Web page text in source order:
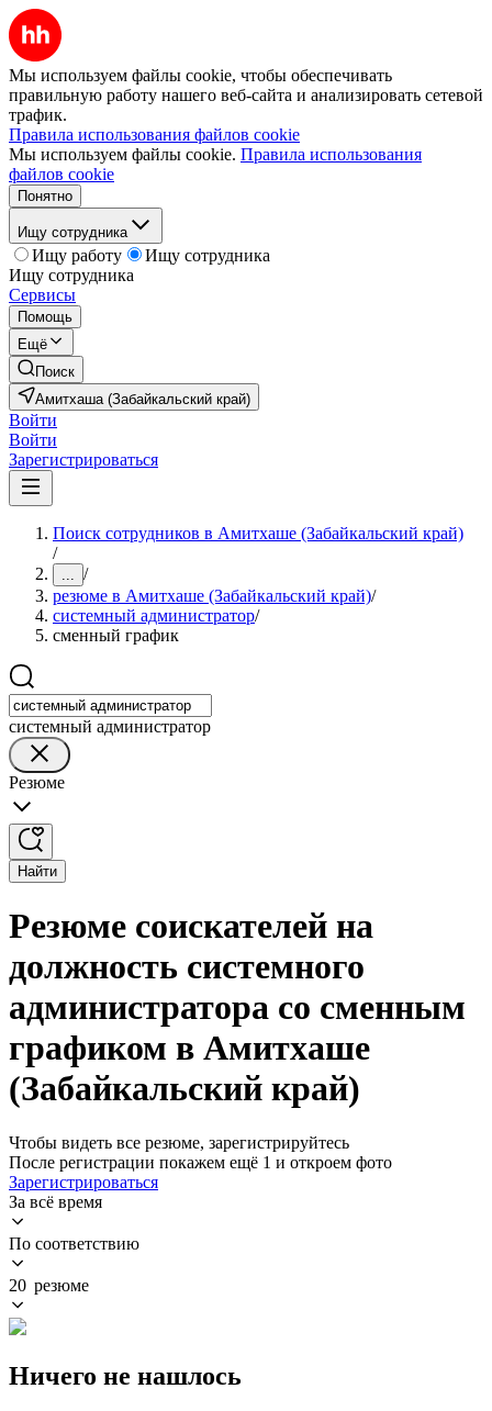
Мы используем файлы cookie, чтобы обеспечивать
правильную работу нашего веб-сайта и анализировать сетевой
трафик.
Правила использования файлов cookie
Мы используем файлы cookie. Правила использования
файлов cookie
Понятно
Ищу сотрудника
Ищу работу
Ищу сотрудника
Ищу сотрудника
Сервисы
Помощь
Ещё
Поиск
Амитхаша (Забайкальский край)
Войти
Войти
Зарегистрироваться
Поиск сотрудников в Амитхаше (Забайкальский край)
/
... /
резюме в Амитхаше (Забайкальский край)/
системный администратор/
сменный график
системный администратор
Резюме
Найти
Резюме соискателей на
должность системного
администратора со сменным
графиком в Амитхаше
(Забайкальский край)
Чтобы видеть все резюме, зарегистрируйтесь
После регистрации покажем ещё 1 и откроем фото
Зарегистрироваться
За всё время
По соответствию
20 резюме
Ничего не нашлось